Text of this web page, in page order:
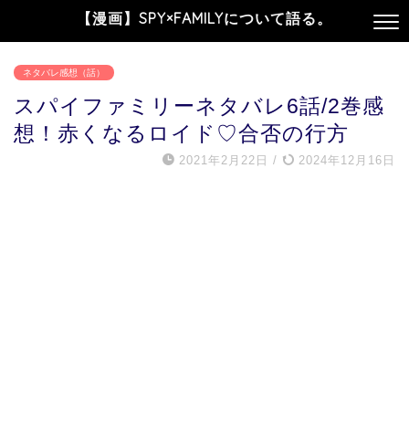
【漫画】SPY×FAMILYについて語る。
ネタバレ感想（話）
スパイファミリーネタバレ6話/2巻感
想！赤くなるロイド♡合否の行方
2021年2月22日 / 2024年12月16日